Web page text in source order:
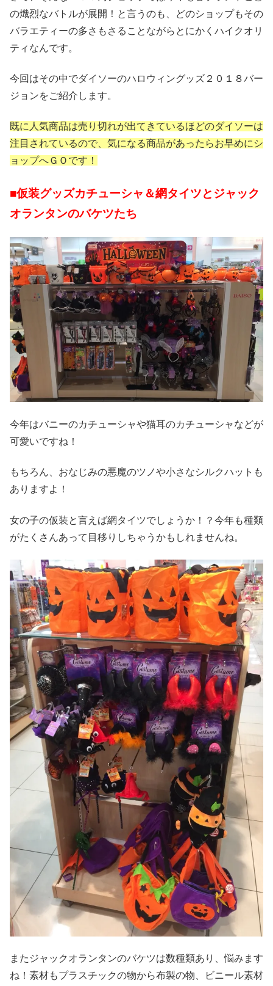
の熾烈なバトルが展開！と言うのも、どのショップもその
バラエティーの多さもさることながらとにかくハイクオリ
ティなんです。
今回はその中でダイソーのハロウィングッズ２０１８バー
ジョンをご紹介します。
既に人気商品は売り切れが出てきているほどのダイソーは
注目されているので、気になる商品があったらお早めにシ
ョップへＧＯです！
■仮装グッズカチューシャ＆網タイツとジャック
オランタンのバケツたち
今年はバニーのカチューシャや猫耳のカチューシャなどが
可愛いですね！
もちろん、おなじみの悪魔のツノや小さなシルクハットも
ありますよ！
女の子の仮装と言えば網タイツでしょうか！？今年も種類
がたくさんあって目移りしちゃうかもしれませんね。
またジャックオランタンのバケツは数種類あり、悩みます
ね！素材もプラスチックの物から布製の物、ビニール素材